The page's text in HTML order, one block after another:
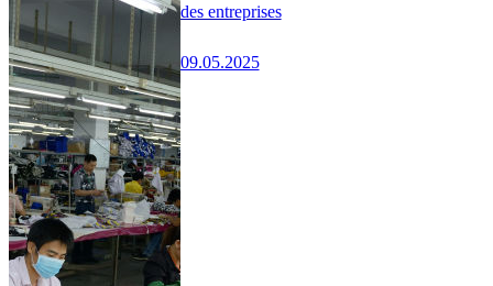
des entreprises
09.05.2025